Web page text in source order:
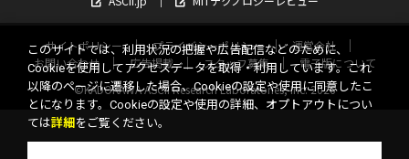
サイトポリシー プライバシーポリシー
運営会社
お問い合わせ
広告掲載 スタッフ募集
電子版について
©KADOKAWA ASCII Research Laboratories, Inc. 2026
このサイトでは、利用状況の把握や広告配信などのために、
Cookieを使用してアクセスデータを取得・利用しています。これ
以降のページに遷移した場合、Cookieの設定や使用に同意したこ
とになります。Cookieの設定や使用の詳細、オプトアウトについ
ては詳細 をご覧ください。